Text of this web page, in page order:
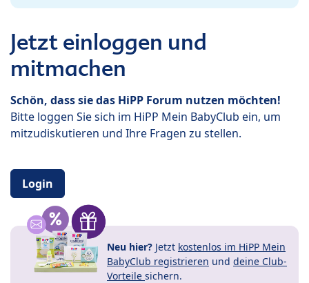
Jetzt einloggen und
mitmachen
Schön, dass sie das HiPP Forum nutzen möchten!
Bitte loggen Sie sich im HiPP Mein BabyClub ein, um
mitzudiskutieren und Ihre Fragen zu stellen.
Login
Neu hier? Jetzt kostenlos im HiPP Mein
BabyClub registrieren und deine Club-
Vorteile sichern.